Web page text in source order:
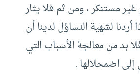
غير مستنكر ، ومن ثم فلا يثار
لشهية التساؤل لدينا أن
بد من معالجة الأسباب التي
اضمحلالها .